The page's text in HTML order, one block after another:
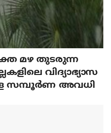
മഴ തുടരുന്ന
വിദ്യാഭ്യാസ
സമ്പൂർണ അവധി